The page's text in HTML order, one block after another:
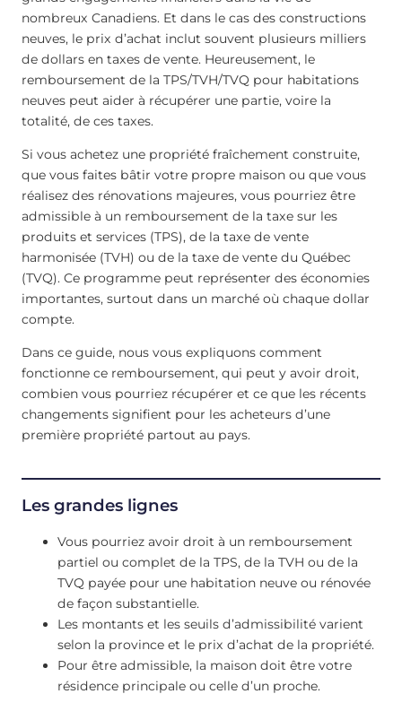
nombreux Canadiens. Et dans le cas des constructions
neuves, le prix d’achat inclut souvent plusieurs milliers
de dollars en taxes de vente. Heureusement, le
remboursement de la TPS/TVH/TVQ pour habitations
neuves peut aider à récupérer une partie, voire la
totalité, de ces taxes.
Si vous achetez une propriété fraîchement construite,
que vous faites bâtir votre propre maison ou que vous
réalisez des rénovations majeures, vous pourriez être
admissible à un remboursement de la taxe sur les
produits et services (TPS), de la taxe de vente
harmonisée (TVH) ou de la taxe de vente du Québec
(TVQ). Ce programme peut représenter des économies
importantes, surtout dans un marché où chaque dollar
compte.
Dans ce guide, nous vous expliquons comment
fonctionne ce remboursement, qui peut y avoir droit,
combien vous pourriez récupérer et ce que les récents
changements signifient pour les acheteurs d’une
première propriété partout au pays.
Les grandes lignes
Vous pourriez avoir droit à un remboursement
partiel ou complet de la TPS, de la TVH ou de la
TVQ payée pour une habitation neuve ou rénovée
de façon substantielle.
Les montants et les seuils d’admissibilité varient
selon la province et le prix d’achat de la propriété.
Pour être admissible, la maison doit être votre
résidence principale ou celle d’un proche.